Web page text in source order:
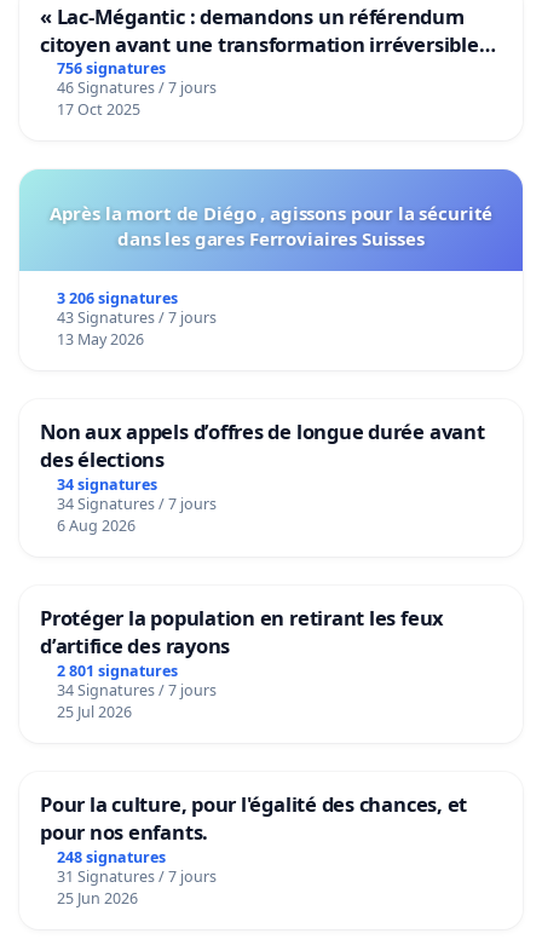
« Lac-Mégantic : demandons un référendum
citoyen avant une transformation irréversible
de notre territoire »
756 signatures
46 Signatures / 7 jours
17 Oct 2025
Après la mort de Diégo , agissons pour la sécurité
dans les gares Ferroviaires Suisses
3 206 signatures
43 Signatures / 7 jours
13 May 2026
Non aux appels d’offres de longue durée avant
des élections
34 signatures
34 Signatures / 7 jours
6 Aug 2026
Protéger la population en retirant les feux
d’artifice des rayons
2 801 signatures
34 Signatures / 7 jours
25 Jul 2026
Pour la culture, pour l'égalité des chances, et
pour nos enfants.
248 signatures
31 Signatures / 7 jours
25 Jun 2026